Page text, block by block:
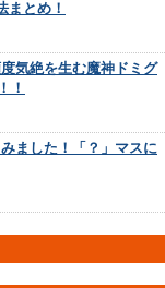
まとめ！
気絶を生む魔神ドミグ
！
ました！「？」マスに